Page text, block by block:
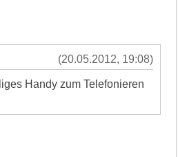
(20.05.2012, 19:08)
Handy zum Telefonieren